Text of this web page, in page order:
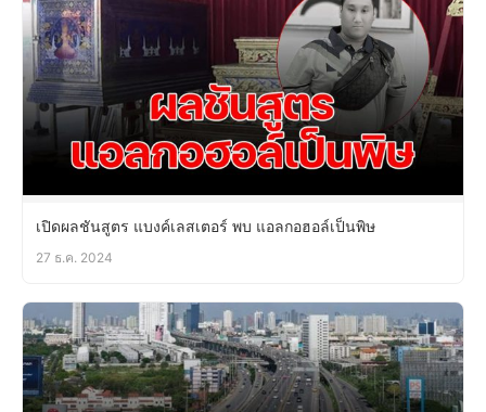
เปิดผลชันสูตร แบงค์เลสเตอร์ พบ แอลกอฮอล์เป็นพิษ
27 ธ.ค. 2024